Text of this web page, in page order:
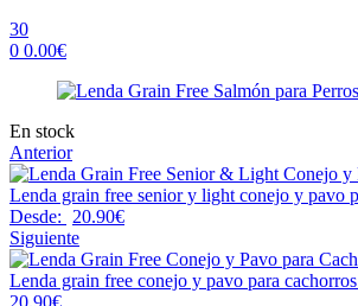
30
0 0.00€
Availability:
En stock
Anterior
Lenda grain free senior y light conejo y pavo
Desde:
20.90€
Siguiente
Lenda grain free conejo y pavo para
20.90€